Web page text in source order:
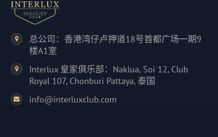
总公司：香港湾仔卢押道18号首都广场一期9
楼A1室
Interlux 皇家俱乐部：Naklua, Soi 12, Club
Royal 107, Chonburi Pattaya, 泰国
info@interluxclub.com